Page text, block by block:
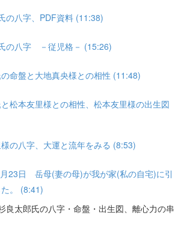
の八字、PDF資料 (11:38)
の八字 －従児格－ (15:26)
命盤と大地真央様との相性 (11:48)
松本友里様との相性、松本友里様の出生図
の八字、大運と流年をみる (8:53)
23日 岳母(妻の母)が我が家(私の自宅)に引
。 (8:41)
良太郎氏の八字・命盤・出生図、離心力の串